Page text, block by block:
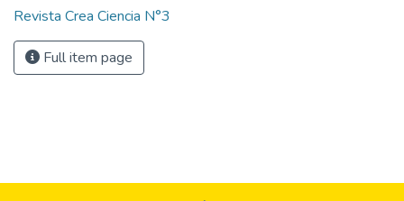
Revista Crea Ciencia N°3
Full item page